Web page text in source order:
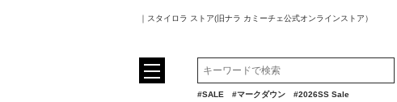
｜スタイロラ ストア(旧ナラ カミーチェ公式オンラインストア）
#SALE #マークダウン #2026SS Sale